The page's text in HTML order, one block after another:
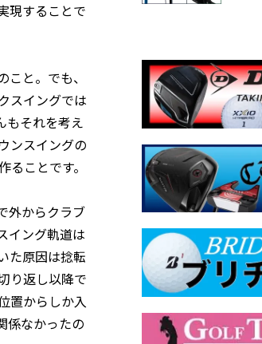
現することで
と。でも、
スイングでは
もそれを考え
ンスイングの
ことです。
外からクラブ
イング軌道は
た原因は捻転
り返し以降で
置からしか入
係なかったの